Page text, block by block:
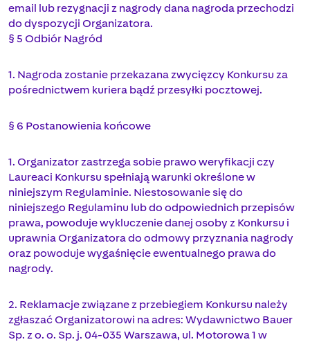
email lub rezygnacji z nagrody dana nagroda przechodzi
do dyspozycji Organizatora.
§ 5 Odbiór Nagród
1. Nagroda zostanie przekazana zwycięzcy Konkursu za
pośrednictwem kuriera bądź przesyłki pocztowej.
§ 6 Postanowienia końcowe
1. Organizator zastrzega sobie prawo weryfikacji czy
Laureaci Konkursu spełniają warunki określone w
niniejszym Regulaminie. Niestosowanie się do
niniejszego Regulaminu lub do odpowiednich przepisów
prawa, powoduje wykluczenie danej osoby z Konkursu i
uprawnia Organizatora do odmowy przyznania nagrody
oraz powoduje wygaśnięcie ewentualnego prawa do
nagrody.
2. Reklamacje związane z przebiegiem Konkursu należy
zgłaszać Organizatorowi na adres: Wydawnictwo Bauer
Sp. z o. o. Sp. j. 04-035 Warszawa, ul. Motorowa 1 w